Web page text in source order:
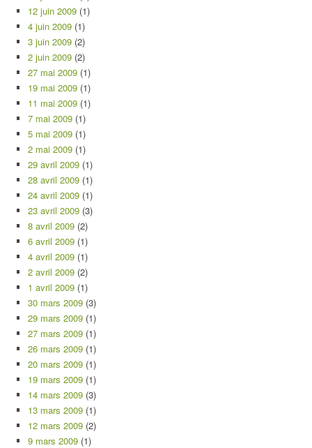
12 juin 2009 (1)
4 juin 2009 (1)
3 juin 2009 (2)
2 juin 2009 (2)
27 mai 2009 (1)
19 mai 2009 (1)
11 mai 2009 (1)
7 mai 2009 (1)
5 mai 2009 (1)
2 mai 2009 (1)
29 avril 2009 (1)
28 avril 2009 (1)
24 avril 2009 (1)
23 avril 2009 (3)
8 avril 2009 (2)
6 avril 2009 (1)
4 avril 2009 (1)
2 avril 2009 (2)
1 avril 2009 (1)
30 mars 2009 (3)
29 mars 2009 (1)
27 mars 2009 (1)
26 mars 2009 (1)
20 mars 2009 (1)
19 mars 2009 (1)
14 mars 2009 (3)
13 mars 2009 (1)
12 mars 2009 (2)
9 mars 2009 (1)